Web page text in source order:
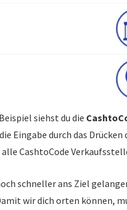
siehst du die
Eingabe durch das
CashtoCode
schneller ans Ziel
wir dich orten können,